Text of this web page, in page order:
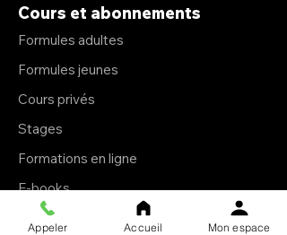
Cours et abonnements
Formules adultes
Formules jeunes
Cours privés
Stages
Formations en ligne
E-books
Livres brochés
Appeler Accueil Mon espace